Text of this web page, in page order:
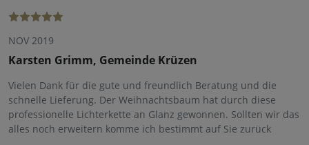
NOV 2019
Karsten Grimm, Gemeinde Krüzen
Vielen Dank für die gute und freundlich Beratung und die
schnelle Lieferung. Der Weihnachtsbaum hat durch diese
professionelle Lichterkette an Glanz gewonnen. Sollten wir das
alles noch erweitern komme ich bestimmt auf Sie zurück